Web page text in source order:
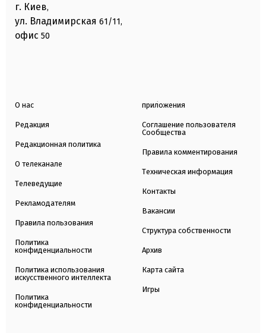
г. Киев,
ул. Владимирская 61/11,
офис 50
О нас
Редакция
Редакционная политика
О телеканале
Телеведущие
Рекламодателям
Правила пользования
Политика
конфиденциальности
Политика использования
искусственного интеллекта
Политика
конфиденциальности
приложения
Соглашение пользователя
Сообщества
Правила комментирования
Техническая информация
Контакты
Вакансии
Структура собственности
Архив
Карта сайта
Игры